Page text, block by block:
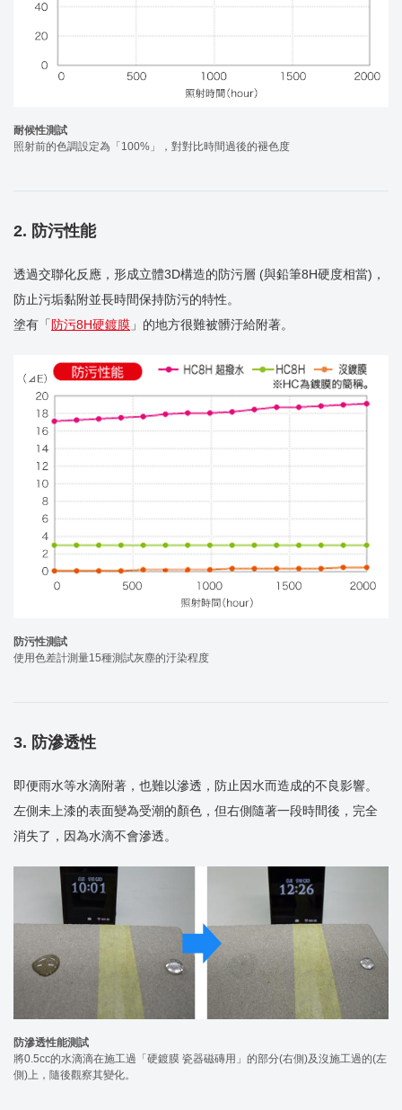
耐候性測試
照射前的色調設定為「100%」，對對比時間過後的褪色度
2. 防污性能
透過交聯化反應，形成立體3D構造的防污層 (與鉛筆8H硬度相當)，
防止污垢黏附並長時間保持防污的特性。
塗有「防污8H硬鍍膜 」的地方很難被髒汙給附著。
防污性測試
使用色差計測量15種測試灰塵的汙染程度
3. 防滲透性
即便雨水等水滴附著，也難以滲透，防止因水而造成的不良影響。
左側未上漆的表面變為受潮的顏色，但右側隨著一段時間後，完全
消失了，因為水滴不會滲透。
防滲透性能測試
將0.5cc的水滴滴在施工過「硬鍍膜 瓷器磁磚用」的部分(右側)及沒施工過的(左
側)上，隨後觀察其變化。